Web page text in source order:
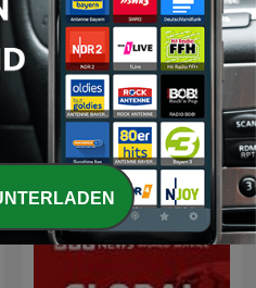
C dans l'air
Podcasts